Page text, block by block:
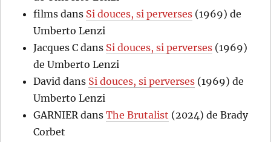
films dans Si douces, si perverses (1969) de
Umberto Lenzi
Jacques C dans Si douces, si perverses (1969)
de Umberto Lenzi
David dans Si douces, si perverses (1969) de
Umberto Lenzi
GARNIERdansThe Brutalist (2024) de Brady
Corbet